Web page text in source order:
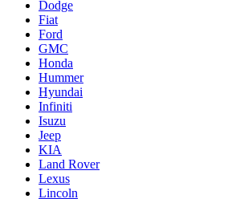
Dodge
Fiat
Ford
GMC
Honda
Hummer
Hyundai
Infiniti
Isuzu
Jeep
KIA
Land Rover
Lexus
Lincoln